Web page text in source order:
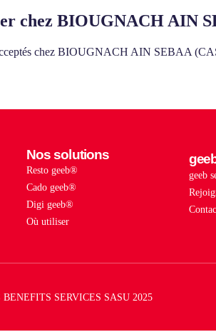
chez BIOUGNACH AIN
chez BIOUGNACH AIN SEBAA
Nos solutions
Resto geeb®
Cado geeb®
Digi geeb®
Où utiliser
geeb
SERVICES SASU 2025